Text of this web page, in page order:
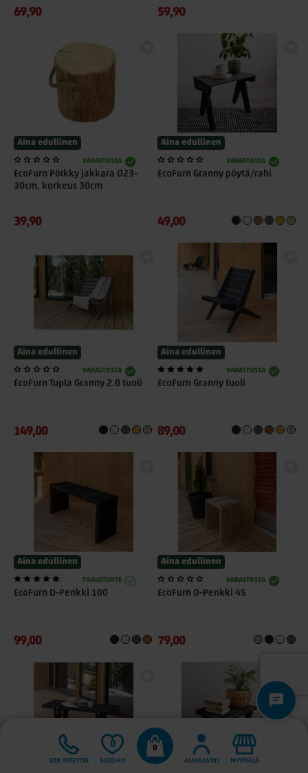
69,90 59,90
Aina edullinen
VARASTOSSA
EcoFurn Pölkky jakkara Ø23-
30cm, korkeus 30cm
39,90
Aina edullinen
VARASTOSSA
EcoFurn Granny pöytä/rahi
49,00
Aina edullinen
VARASTOSSA
EcoFurn Tupla Granny 2.0 tuoli
149,00
Aina edullinen
VARASTOSSA
EcoFurn Granny tuoli
89,00
Aina edullinen
TILAUSTUOTE
EcoFurn D-Penkki 100
99,00
Aina edullinen
VARASTOSSA
EcoFurn D-Penkki 45
79,00
OTA YHTEYTTÄ
0
SUOSIKIT
0
ASIAKASTILI
MYYMÄLÄ